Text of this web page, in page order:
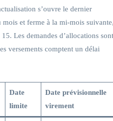
s’ouvre le dernier
et ferme à la mi-mois
Les demandes d’allocations sont
versements comptent un délai
Date
limite
Date prévisionnelle
virement